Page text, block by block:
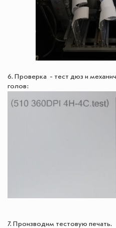
6. Проверка - тест дюз и
голов:
7. Производим тестовую печать.